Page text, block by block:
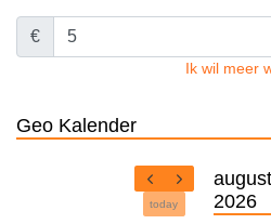
€
Ik wil meer
Geo Kalender
today
2026